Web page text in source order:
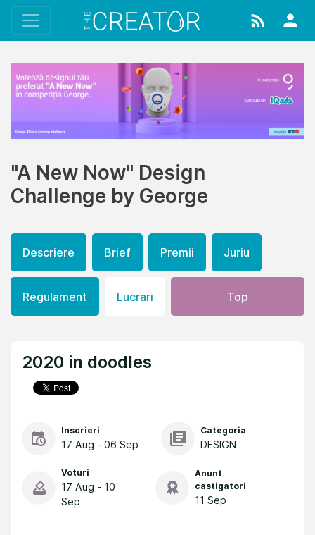
"A New Now" Design
Challenge by George
Descriere Brief Premii Juriu
Regulament Lucrari Top
2020 in doodles
Inscrieri
17 Aug - 06 Sep
Categoria
DESIGN
Voturi
17 Aug - 10
Sep
Anunt
castigatori
11 Sep